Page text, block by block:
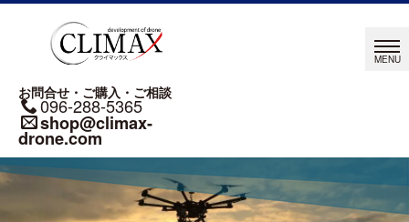
お問合せ・ご購入・ご相談
096-288-5365
shop@climax-
drone.com